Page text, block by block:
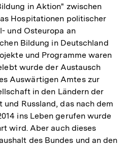
in Aktion" zwischen
Hospitationen politischer
und Osteuropa an
Bildung in Deutschland
und Programme waren
wurde der Austausch
Auswärtigen Amtes zur
in den Ländern der
Russland, das nach dem
ins Leben gerufen wurde
wird. Aber auch dieses
des Bundes und an den